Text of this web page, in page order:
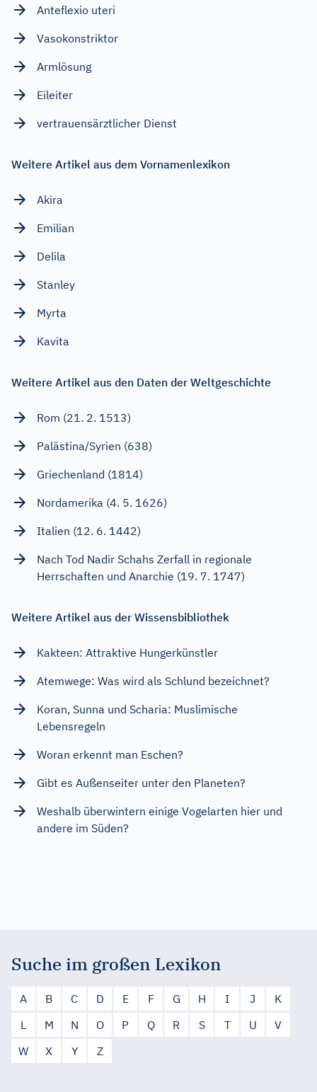
Anteflexio uteri
Vasokonstriktor
Armlösung
Eileiter
vertrauensärztlicher Dienst
Weitere Artikel aus dem Vornamenlexikon
Akira
Emilian
Delila
Stanley
Myrta
Kavita
Weitere Artikel aus den Daten der Weltgeschichte
Rom (21. 2. 1513)
Palästina/Syrien (638)
Griechenland (1814)
Nordamerika (4. 5. 1626)
Italien (12. 6. 1442)
Nach Tod Nadir Schahs Zerfall in regionale
Herrschaften und Anarchie (19. 7. 1747)
Weitere Artikel aus der Wissensbibliothek
Kakteen: Attraktive Hungerkünstler
Atemwege: Was wird als Schlund bezeichnet?
Koran, Sunna und Scharia: Muslimische
Lebensregeln
Woran erkennt man Eschen?
Gibt es Außenseiter unter den Planeten?
Weshalb überwintern einige Vogelarten hier und
andere im Süden?
Suche im großen Lexikon
A B C D E F G H I J
K
L
M N O P Q R S T U
V
W
X Y Z